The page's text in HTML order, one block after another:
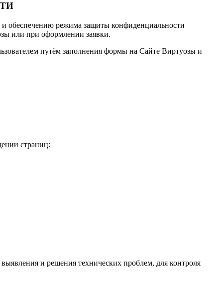
и обеспечению режима защиты конфиденциальности
или при оформлении заявки.
путём заполнения формы на Сайте Виртуозы и
страниц:
и решения технических проблем, для контроля